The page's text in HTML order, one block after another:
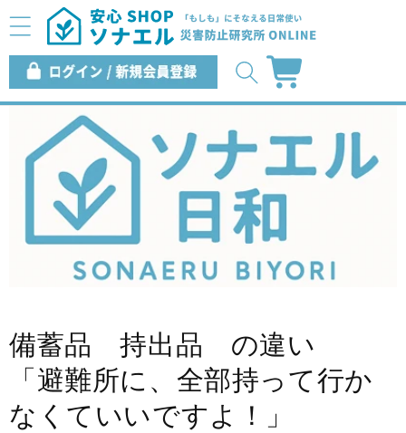
コンテ
ンツに
進む
ロ
グ
イ
ン
ー
ト
備蓄品 持出品 の違い
「避難所に、全部持って行か
なくていいですよ！」